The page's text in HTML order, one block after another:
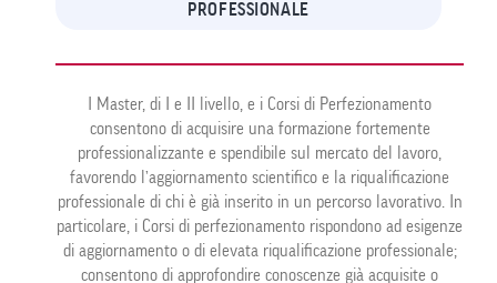
PROFESSIONALE
I Master, di I e II livello, e i Corsi di Perfezionamento
consentono di acquisire una formazione fortemente
professionalizzante e spendibile sul mercato del lavoro,
favorendo l’aggiornamento scientifico e la riqualificazione
professionale di chi è già inserito in un percorso lavorativo. In
particolare, i Corsi di perfezionamento rispondono ad esigenze
di aggiornamento o di elevata riqualificazione professionale;
consentono di approfondire conoscenze già acquisite o